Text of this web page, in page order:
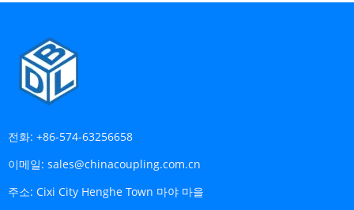
전화: +86-574-63256658
이메일: sales@chinacoupling.com.cn
주소: Cixi City Henghe Town 마야 마을